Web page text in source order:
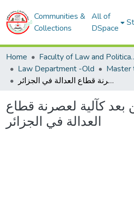
Communities &
Collections
All of
DSpace
Home
Faculty of
Law Department -Old
Master
المحاكمة عن بعد كآلية لعصرنة قطاع العدالة في الجزائر
بعد كآلية لعصرنة قطاع
العدالة في الجزائر